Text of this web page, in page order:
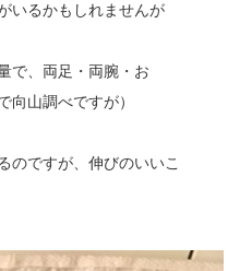
いるかもしれませんが
で、両足・両腕・お
向山調べですが）
のですが、伸びのいいこ